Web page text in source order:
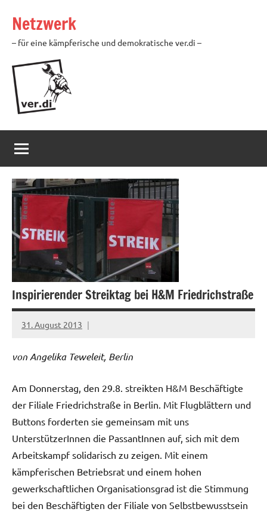
Inhalt
springen
Netzwerk
– für eine kämpferische und demokratische ver.di –
Inspirierender Streiktag bei H&M Friedrichstraße
31. August 2013
Ilja
von Angelika Teweleit, Berlin
Am Donnerstag, den 29.8. streikten H&M Beschäftigte
der Filiale Friedrichstraße in Berlin. Mit Flugblättern und
Buttons forderten sie gemeinsam mit uns
UnterstützerInnen die PassantInnen auf, sich mit dem
Arbeitskampf solidarisch zu zeigen. Mit einem
kämpferischen Betriebsrat und einem hohen
gewerkschaftlichen Organisationsgrad ist die Stimmung
bei den Beschäftigten der Filiale von Selbstbewusstsein